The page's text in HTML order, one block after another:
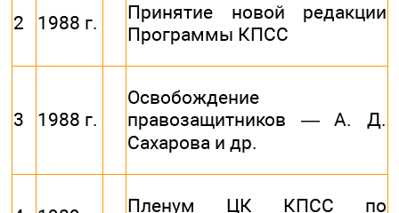
2 1988 г.
Принятие новой редакции
Программы КПСС
3 1988 г.
Освобождение
правозащитников — А. Д.
Сахарова и др.
Пленум ЦК КПСС по